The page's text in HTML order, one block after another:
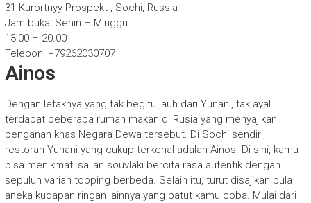
31 Kurortnyy Prospekt , Sochi, Russia
Jam buka: Senin – Minggu
13:00 – 20.00
Telepon: +79262030707
Ainos
Dengan letaknya yang tak begitu jauh dari Yunani, tak ayal
terdapat beberapa rumah makan di Rusia yang menyajikan
penganan khas Negara Dewa tersebut. Di Sochi sendiri,
restoran Yunani yang cukup terkenal adalah Ainos. Di sini, kamu
bisa menikmati sajian souvlaki bercita rasa autentik dengan
sepuluh varian topping berbeda. Selain itu, turut disajikan pula
aneka kudapan ringan lainnya yang patut kamu coba. Mulai dari